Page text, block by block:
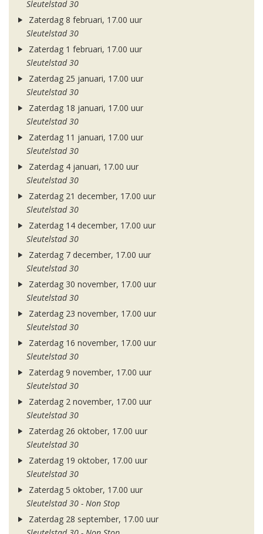
Sleutelstad 30
Zaterdag 8 februari, 17.00 uur
Sleutelstad 30
Zaterdag 1 februari, 17.00 uur
Sleutelstad 30
Zaterdag 25 januari, 17.00 uur
Sleutelstad 30
Zaterdag 18 januari, 17.00 uur
Sleutelstad 30
Zaterdag 11 januari, 17.00 uur
Sleutelstad 30
Zaterdag 4 januari, 17.00 uur
Sleutelstad 30
Zaterdag 21 december, 17.00 uur
Sleutelstad 30
Zaterdag 14 december, 17.00 uur
Sleutelstad 30
Zaterdag 7 december, 17.00 uur
Sleutelstad 30
Zaterdag 30 november, 17.00 uur
Sleutelstad 30
Zaterdag 23 november, 17.00 uur
Sleutelstad 30
Zaterdag 16 november, 17.00 uur
Sleutelstad 30
Zaterdag 9 november, 17.00 uur
Sleutelstad 30
Zaterdag 2 november, 17.00 uur
Sleutelstad 30
Zaterdag 26 oktober, 17.00 uur
Sleutelstad 30
Zaterdag 19 oktober, 17.00 uur
Sleutelstad 30
Zaterdag 5 oktober, 17.00 uur
Sleutelstad 30 - Non Stop
Zaterdag 28 september, 17.00 uur